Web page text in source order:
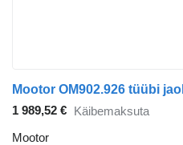
1 989,52 € Käibemaksuta
Mootor